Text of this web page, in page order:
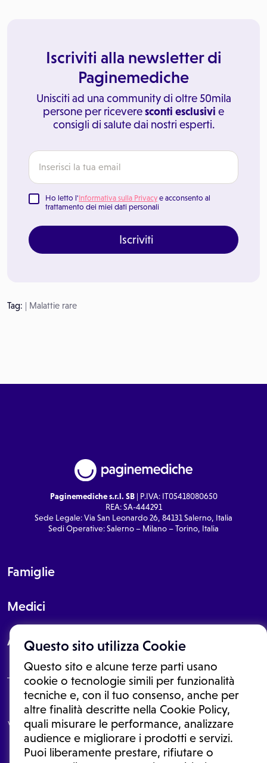
Questo sito utilizza Cookie
Questo sito e alcune terze parti usano
cookie o tecnologie simili per funzionalità
tecniche e, con il tuo consenso, anche per
altre finalità descritte nella Cookie Policy,
quali misurare le performance, analizzare
audience e migliorare i prodotti e servizi.
Puoi liberamente prestare, rifiutare o
Iscriviti alla newsletter di
Paginemediche
Unisciti ad una community di oltre 50mila
persone per riceveresconti esclusivi e
consigli di salute dai nostri esperti.
Ho letto l'Informativa sulla Privacy e acconsento al
trattamento dei miei dati personali
Iscriviti
Tag: | Malattie rare
Paginemediche s.r.l. SB| P.IVA: IT05418080650
REA: SA-444291
Sede Legale: Via San Leonardo 26, 84131 Salerno, Italia
Sedi Operative: Salerno – Milano – Torino, Italia
Famiglie
Medici
About
Le informazioni proposte in questo sito non sono un consulto medico.
In nessun caso, queste informazioni sostituiscono un consulto, una
visita o una diagnosi formulata dal medico. Non si devono considerare
le informazioni disponibili come suggerimenti per la formulazione di
una diagnosi, la determinazione di un trattamento o l'assunzione o
sospensione di un farmaco senza prima consultare un medico di